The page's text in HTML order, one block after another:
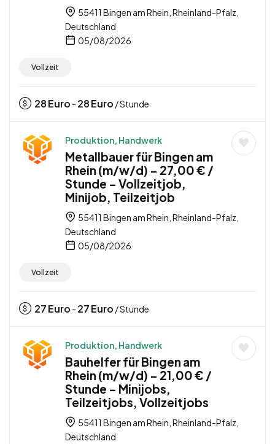
55411 Bingen am Rhein, Rheinland-Pfalz,
Deutschland
05/08/2026
Vollzeit
28Euro - 28Euro / Stunde
Produktion, Handwerk
Metallbauer für Bingen am
Rhein (m/w/d) – 27,00 € /
Stunde – Vollzeitjob,
Minijob, Teilzeitjob
55411 Bingen am Rhein, Rheinland-Pfalz,
Deutschland
05/08/2026
Vollzeit
27Euro - 27Euro / Stunde
Produktion, Handwerk
Bauhelfer für Bingen am
Rhein (m/w/d) – 21,00 € /
Stunde – Minijobs,
Teilzeitjobs, Vollzeitjobs
55411 Bingen am Rhein, Rheinland-Pfalz,
Deutschland